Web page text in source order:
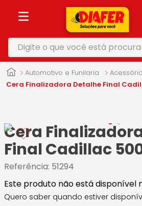
Digite o que você está
Automotivo e Funilaria
Cera Finalizadora Detalhe Final
Cera
Final Cadillac
Referência: 51294
Este produto não está disponível
Quero saber quando estiver
1 º
4º
5º